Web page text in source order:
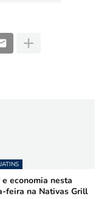
e economia nesta
feira na Nativas Grill